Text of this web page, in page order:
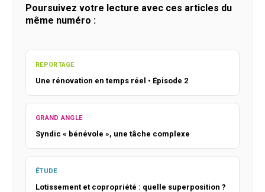
Poursuivez votre lecture avec ces articles du
même numéro :
REPORTAGE
Une rénovation en temps réel • Épisode 2
GRAND ANGLE
Syndic « bénévole », une tâche complexe
ÉTUDE
Lotissement et copropriété : quelle superposition ?